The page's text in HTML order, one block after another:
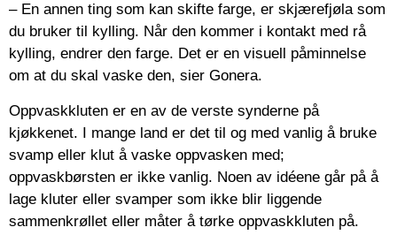
– En annen ting som kan skifte farge, er skjærefjøla som
du bruker til kylling. Når den kommer i kontakt med rå
kylling, endrer den farge. Det er en visuell påminnelse
om at du skal vaske den, sier Gonera.
Oppvaskkluten er en av de verste synderne på
kjøkkenet. I mange land er det til og med vanlig å bruke
svamp eller klut å vaske oppvasken med;
oppvaskbørsten er ikke vanlig. Noen av idéene går på å
lage kluter eller svamper som ikke blir liggende
sammenkrøllet eller måter å tørke oppvaskkluten på.